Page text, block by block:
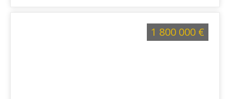
1 800 000 €